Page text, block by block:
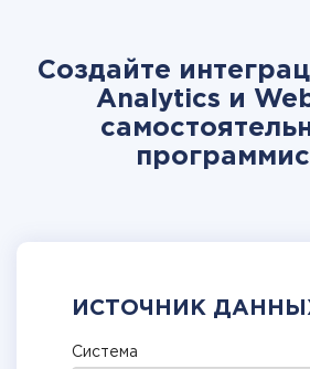
Создайте
Analytics и
ИСТОЧНИК
Система